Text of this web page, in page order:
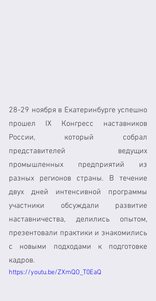
28-29 ноября в Екатеринбурге успешно
прошел IX Конгресс наставников
России, который собрал
представителей ведущих
промышленных предприятий из
разных регионов страны. В течение
двух дней интенсивной программы
участники обсуждали развитие
наставничества, делились опытом,
презентовали практики и знакомились
с новыми подходами к подготовке
кадров.
https://youtu.be/ZXmQO_T0EaQ